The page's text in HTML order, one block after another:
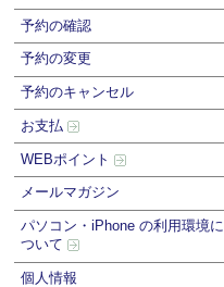
予約の確認
予約の変更
予約のキャンセル
お支払
WEBポイント
メールマガジン
パソコン・iPhone の利用環境に
ついて
個人情報